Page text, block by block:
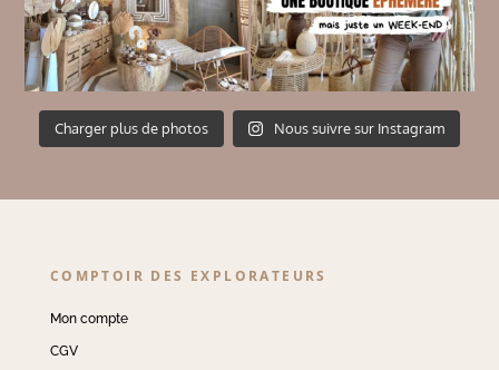
Charger plus de photos Nous suivre sur Instagram
COMPTOIR DES EXPLORATEURS
Mon compte
CGV